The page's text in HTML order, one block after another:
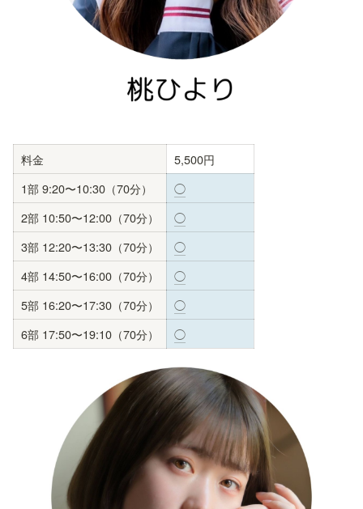
料金
5,500円
1部 9:20〜10:30（70分）
◯
2部 10:50〜12:00（70分）
◯
3部 12:20〜13:30（70分）
◯
4部 14:50〜16:00（70分）
◯
5部 16:20〜17:30（70分）
◯
6部 17:50〜19:10（70分）
◯